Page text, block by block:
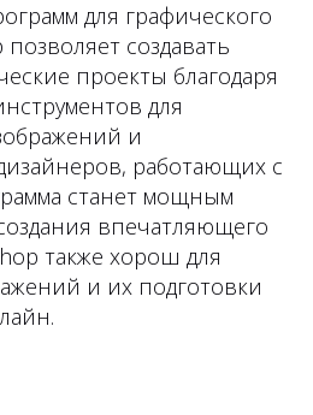
для графического
создавать
проекты благодаря
для
и
работающих с
станет мощным
впечатляющего
также хорош для
и их подготовки